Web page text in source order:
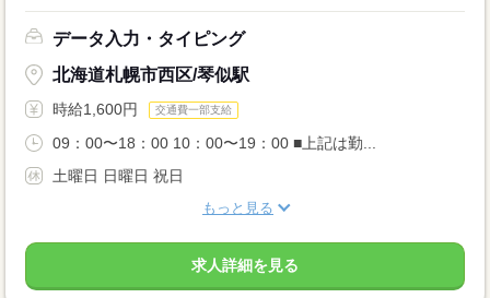
データ入力・タイピング
北海道札幌市西区/琴似駅
時給1,600円 交通費一部支給
09：00〜18：00 10：00〜19：00 ■上記は勤...
土曜日 日曜日 祝日
もっと見る
求人詳細を見る